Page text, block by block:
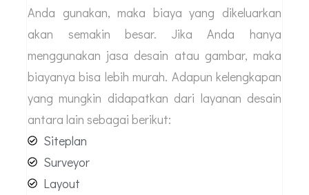
Anda gunakan, maka biaya yang dikeluarkan
akan semakin besar. Jika Anda hanya
menggunakan jasa desain atau gambar, maka
biayanya bisa lebih murah. Adapun kelengkapan
yang mungkin didapatkan dari layanan desain
antara lain sebagai berikut:
Siteplan
Surveyor
Layout